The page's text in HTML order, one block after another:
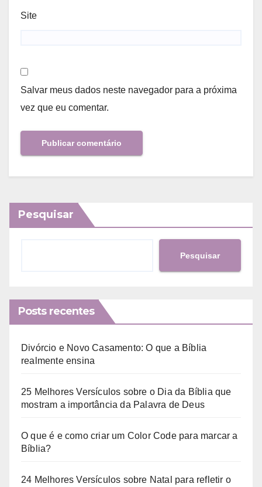
Site
Salvar meus dados neste navegador para a próxima
vez que eu comentar.
Pesquisar
Pesquisar
Posts recentes
Divórcio e Novo Casamento: O que a Bíblia
realmente ensina
25 Melhores Versículos sobre o Dia da Bíblia que
mostram a importância da Palavra de Deus
O que é e como criar um Color Code para marcar a
Bíblia?
24 Melhores Versículos sobre Natal para refletir o